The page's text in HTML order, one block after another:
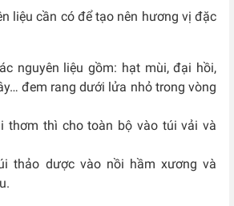
liệu cần có để tạo nên hương vị đặc
nguyên liệu gồm: hạt mùi, đại hồi,
đem rang dưới lửa nhỏ trong vòng
thơm thì cho toàn bộ vào túi vải và
thảo dược vào nồi hầm xương và